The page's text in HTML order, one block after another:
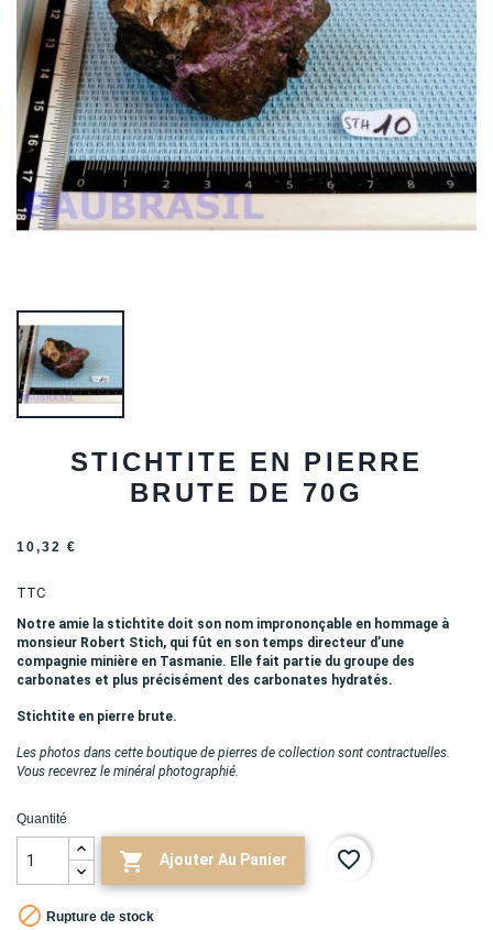
STICHTITE EN PIERRE
BRUTE DE 70G
10,32 €
TTC
Notre amie la stichtite doit son nom imprononçable en hommage à
monsieur Robert Stich, qui fût en son temps directeur d’une
compagnie minière en Tasmanie. Elle fait partie du groupe des
carbonates et plus précisément des carbonates hydratés.
Stichtite en pierre brute.
Les photos dans cette boutique de pierres de collection sont contractuelles.
Vous recevrez le minéral photographié.
Quantité
 Ajouter Au Panier favorite_border
 Rupture de stock